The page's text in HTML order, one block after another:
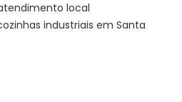
local
industriais em Santa